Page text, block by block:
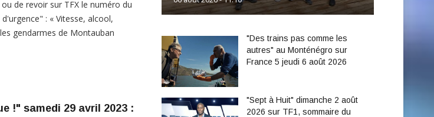
de revoir sur TFX le numéro du
: « Vitesse, alcool,
gendarmes de Montauban
!" samedi 29 avril 2023 :
"Des trains pas comme les
autres" au Monténégro sur
France 5 jeudi 6 août 2026
"Sept à Huit" dimanche 2 août
2026 sur TF1, sommaire du